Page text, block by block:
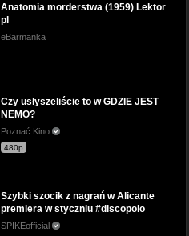
Anatomia morderstwa (1959) Lektor
pl
eBarmanka
Czy usłyszeliście to w GDZIE JEST
NEMO?
Poznać Kino
480p
Szybki szocik z nagrań w Alicante
premiera w styczniu #discopolo
SPIKEofficial